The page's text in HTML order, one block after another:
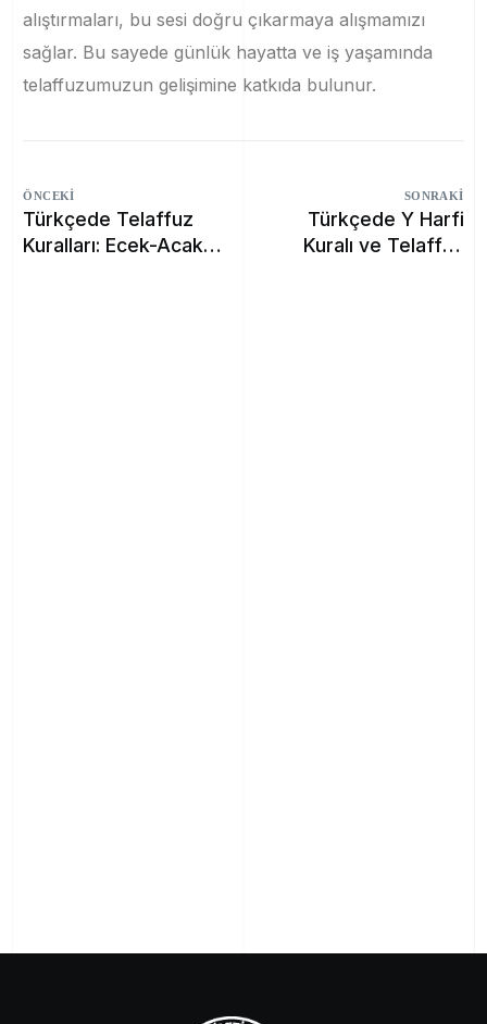
alıştırmaları, bu sesi doğru çıkarmaya alışmamızı
sağlar. Bu sayede günlük hayatta ve iş yaşamında
telaffuzumuzun gelişimine katkıda bulunur.
ÖNCEKI
Türkçede Telaffuz
Kuralları: Ecek-Acak
SONRAKI
Türkçede Y Harfi
Kuralı ve Telaffuz